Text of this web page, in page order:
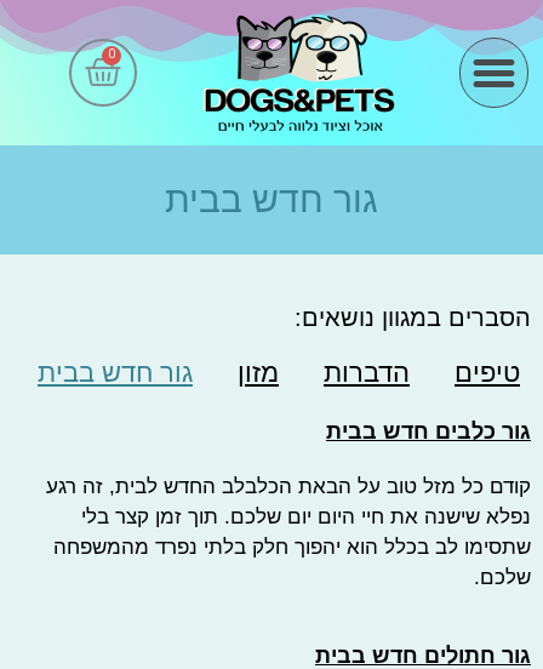
0
גור חדש בבית
הסברים במגוון נושאים:
טיפים הדברות מזון גור חדש בבית
גור כלבים חדש בבית
קודם כל מזל טוב על הבאת הכלבלב החדש לבית, זה רגע
נפלא שישנה את חיי היום יום שלכם. תוך זמן קצר בלי
שתסימו לב בכלל הוא יהפוך חלק בלתי נפרד מהמשפחה
שלכם.
גור חתולים חדש בבית